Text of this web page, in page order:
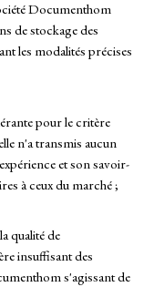
Documenthom
de stockage des
les modalités précises
pour le critère
n'a transmis aucun
et son savoir-
à ceux du marché ;
qualité de
insuffisant des
s'agissant de